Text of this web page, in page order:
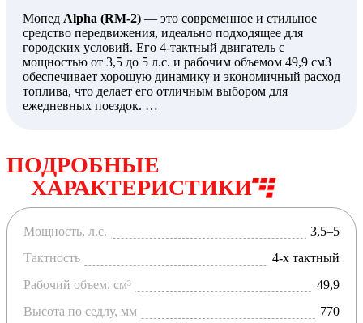
Мопед Alpha (RM-2) — это современное и стильное
средство передвижения, идеально подходящее для
городских условий. Его 4-тактный двигатель с
мощностью от 3,5 до 5 л.с. и рабочим объемом 49,9 см3
обеспечивает хорошую динамику и экономичный расход
топлива, что делает его отличным выбором для
ежедневных поездок.
2.5-17 спереди и сзади способствуют отличному
сцеплению с дорогой и уверенности при движении.
Колесная база длиной 1200 мм гарантирует
стабильность на различных дорожных покрытиях.
так и кикстартер, что добавляет удобства в
эксплуатации. Мопед имеет один цилиндр и оснащен
воздушным охлаждением, что обеспечивает надежную
работу двигателя в любых условиях.
С баком объемом 6 литров, Alpha (RM-2) может без
ПОДРОБНЫЕ
ХАРАКТЕРИСТИКИ
Мощность, л.с.
3,5–5
Тактность
4-х тактный
Рабочий объем. см³
49,9
Высота по седлу, мм
770